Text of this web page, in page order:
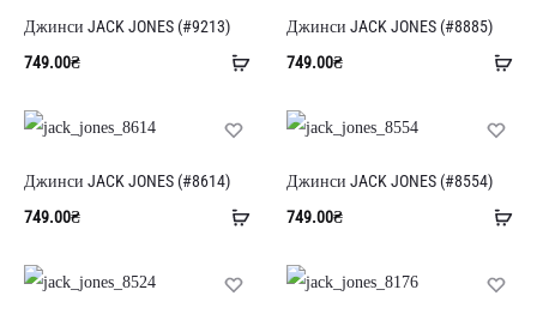
Додати
кошик
Джинси JACK JONES (#9213)
749.00₴
Джинси JACK JONES (#8885)
749.00₴
Додати
кошик
Джинси JACK JONES (#8614)
749.00₴
Джинси JACK JONES (#8554)
749.00₴